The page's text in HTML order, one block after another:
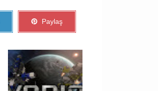
Paylaş